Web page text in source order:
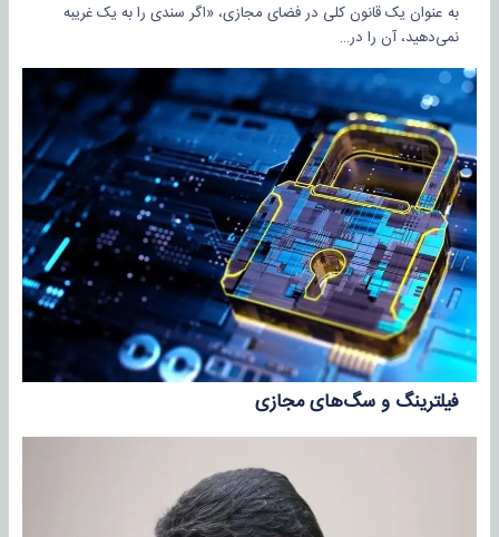
به عنوان یک قانون کلی در فضای مجازی، «اگر سندی را به یک غریبه
نمی‌دهید، آن را در…
فیلترینگ و سگ‌های مجازی